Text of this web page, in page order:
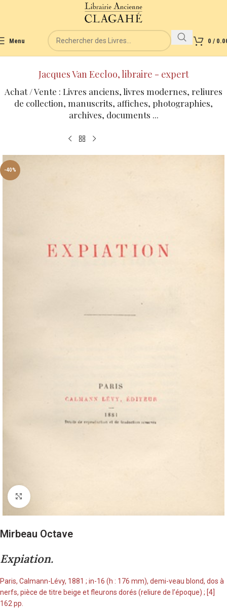
Menu 0 /
Jacques Van Eecloo, libraire - expert
Achat / Vente : Livres anciens, livres modernes, reliures
de collection, manuscrits, affiches, photographies,
archives, documents ...
-40%
Cliquez pour agrandir
Mirbeau Octave
Expiation.
Paris, Calmann-Lévy, 1881 ; in-16 (h : 176 mm), demi-veau blond, dos à
nerfs, pièce de titre beige et fleurons dorés (reliure de l’époque) ; [4]
162 pp.